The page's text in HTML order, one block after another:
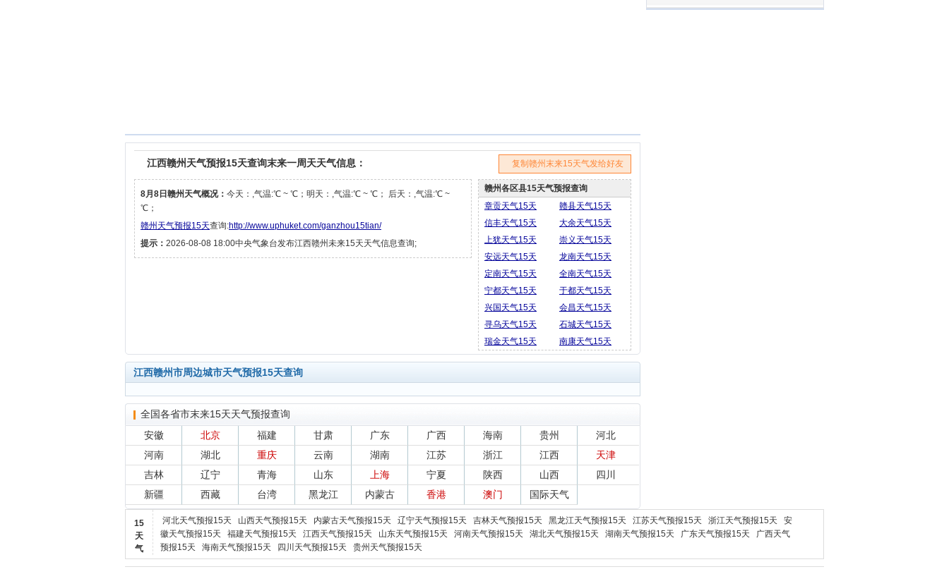
江西赣州天气预报15天查询末来一周天天气信息： 复制赣州末来15天气发给好友
8月8日赣州天气概况： 今天：,气温:℃ ~ ℃；明天：,气温:℃ ~ ℃； 后天：,气温:℃ ~
℃；
赣州天气预报15天查询:http://www.uphuket.com/ganzhou15tian/
提示： 2026-08-08 18:00中央气象台发布江西赣州未来15天天气信息查询;
赣州各区县15天气预报查询
章贡天气15天
赣县天气15天
信丰天气15天
大余天气15天
上犹天气15天
崇义天气15天
安远天气15天
龙南天气15天
定南天气15天
全南天气15天
宁都天气15天
于都天气15天
兴国天气15天
会昌天气15天
寻乌天气15天
石城天气15天
瑞金天气15天
南康天气15天
江西赣州市周边城市天气预报15天查询
全国各省市末来15天天气预报查询
安徽
北京 福建 甘肃 广东 广西 海南 贵州
河北
河南
湖北 重庆 云南 湖南 江苏 浙江 江西
天津
吉林
辽宁 青海 山东 上海 宁夏 陕西 山西
四川
新疆
西藏 台湾 黑龙江 内蒙古 香港 澳门 国际天气
15
天
气
河北天气预报15天 山西天气预报15天 内蒙古天气预报15天 辽宁天气预报15天 吉林天气预报15天 黑龙江天气预报15天 江苏天气预报15天 浙江天气预报15天
安
徽天气预报15天
福建天气预报15天 江西天气预报15天 山东天气预报15天 河南天气预报15天 湖北天气预报15天 湖南天气预报15天 广东天气预报15天
广西天气
预报15天
海南天气预报15天 四川天气预报15天 贵州天气预报15天